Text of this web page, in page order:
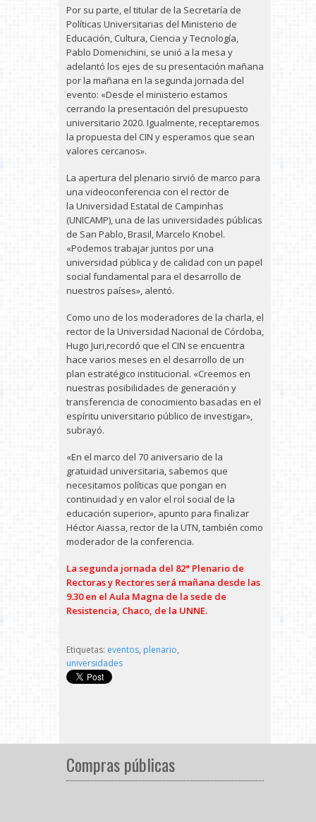
Por su parte, el titular de la Secretaría de
Políticas Universitarias del Ministerio de
Educación, Cultura, Ciencia y Tecnología,
Pablo Domenichini, se unió a la mesa y
adelantó los ejes de su presentación mañana
por la mañana en la segunda jornada del
evento: «Desde el ministerio estamos
cerrando la presentación del presupuesto
universitario 2020. Igualmente, receptaremos
la propuesta del CIN y esperamos que sean
valores cercanos».
La apertura del plenario sirvió de marco para
una videoconferencia con el rector de
la Universidad Estatal de Campinhas
(UNICAMP), una de las universidades públicas
de San Pablo, Brasil, Marcelo Knobel.
«Podemos trabajar juntos por una
universidad pública y de calidad con un papel
social fundamental para el desarrollo de
nuestros países», alentó.
Como uno de los moderadores de la charla, el
rector de la Universidad Nacional de Córdoba,
Hugo Juri,recordó que el CIN se encuentra
hace varios meses en el desarrollo de un
plan estratégico institucional. «Creemos en
nuestras posibilidades de generación y
transferencia de conocimiento basadas en el
espíritu universitario público de investigar»,
subrayó.
«En el marco del 70 aniversario de la
gratuidad universitaria, sabemos que
necesitamos políticas que pongan en
continuidad y en valor el rol social de la
educación superior», apunto para finalizar
Héctor Aiassa, rector de la UTN, también como
moderador de la conferencia.
La segunda jornada del 82° Plenario de
Rectoras y Rectores será mañana desde las
9.30 en el Aula Magna de la sede de
Resistencia, Chaco, de la UNNE.
Etiquetas: eventos, plenario,
universidades
Compras públicas